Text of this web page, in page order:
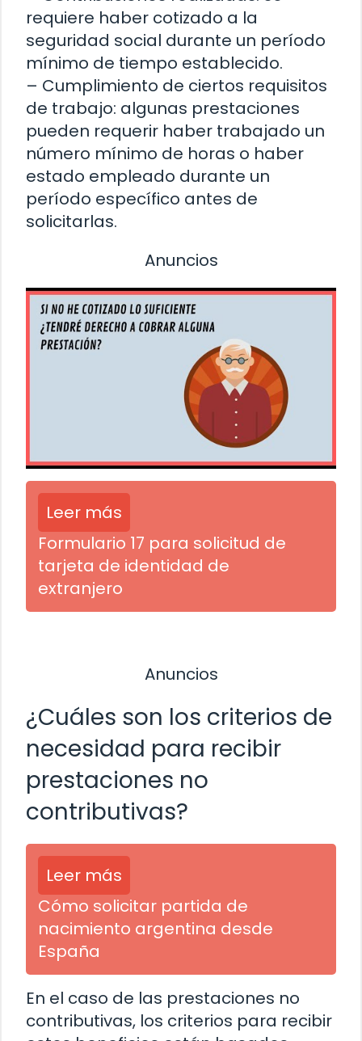
requiere haber cotizado a la
seguridad social durante un período
mínimo de tiempo establecido.
– Cumplimiento de ciertos requisitos
de trabajo: algunas prestaciones
pueden requerir haber trabajado un
número mínimo de horas o haber
estado empleado durante un
período específico antes de
solicitarlas.
Anuncios
Leer más
Formulario 17 para solicitud de
tarjeta de identidad de
extranjero
Anuncios
¿Cuáles son los criterios de
necesidad para recibir
prestaciones no
contributivas?
Leer más
Cómo solicitar partida de
nacimiento argentina desde
España
En el caso de las prestaciones no
contributivas, los criterios para recibir